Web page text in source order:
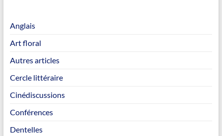
Anglais
Art floral
Autres articles
Cercle littéraire
Cinédiscussions
Conférences
Dentelles